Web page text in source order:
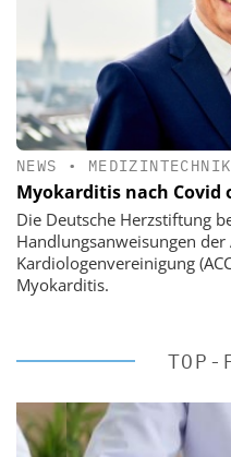
NEWS • MEDIZINTECHNIK
Myokarditis nach Covid
Die Deutsche Herzstiftung
Handlungsanweisungen
Kardiologenvereinigung
Myokarditis.
TOP-